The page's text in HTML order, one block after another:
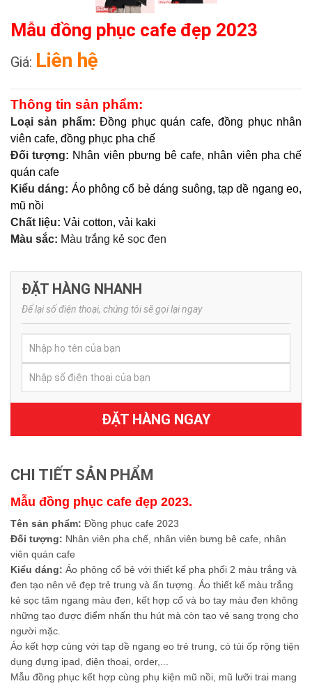
Mẫu đồng phục cafe đẹp 2023
Giá: Liên hệ
Thông tin sản phẩm:
Loại sản phẩm:Đồng phục quán cafe, đồng phục nhân
viên cafe, đồng phục pha chế
Đối tượng: Nhân viên pbưng bê cafe, nhân viên pha chế
quán cafe
Kiểu dáng: Áo phông cổ bẻ dáng suông, tạp dề ngang eo,
mũ nồi
Chất liệu: Vải cotton, vải kaki
Màu sắc: Màu trắng kẻ sọc đen
ĐẶT HÀNG NHANH
Để lại số điện thoại, chúng tôi sẽ gọi lại ngay
ĐẶT HÀNG NGAY
CHI TIẾT SẢN PHẨM
Mẫu đồng phục cafe đẹp 2023.
Tên sản phẩm: Đồng phục cafe 2023
Đối tượng: Nhân viên pha chế, nhân viên bưng bê cafe, nhân
viên quán cafe
Kiểu dáng: Áo phông cổ bẻ với thiết kế pha phối 2 màu trắng và
đen tạo nên vẻ đẹp trẻ trung và ấn tượng. Áo thiết kế màu trắng
kẻ sọc tăm ngang màu đen, kết hợp cổ và bo tay màu đen không
những tạo được điểm nhấn thu hút mà còn tạo vẻ sang trọng cho
người mặc.
Áo kết hợp cùng với tạp dề ngang eo trẻ trung, có túi ốp rộng tiện
dụng đựng ipad, điện thoại, order,...
Mẫu đồng phục kết hợp cùng phụ kiện mũ nồi, mũ lưỡi trai mang